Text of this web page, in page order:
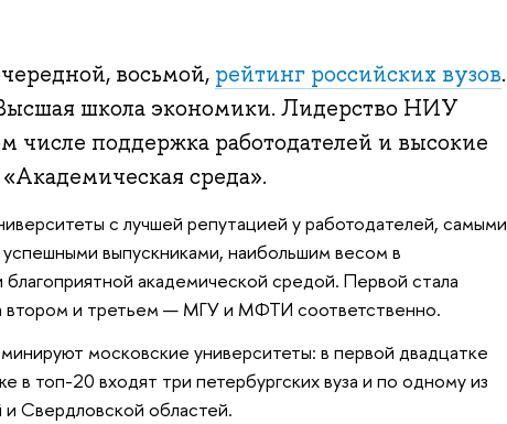
восьмой, рейтинг российских вузов.
школа экономики. Лидерство НИУ
поддержка работодателей и высокие
среда».
с лучшей репутацией у работодателей, самыми
выпускниками, наибольшим весом в
академической средой. Первой стала
втором и третьем — МГУ и МФТИ соответственно.
московские университеты: в первой двадцатке
в топ-20 входят три петербургских вуза и по одному из
Свердловской областей.